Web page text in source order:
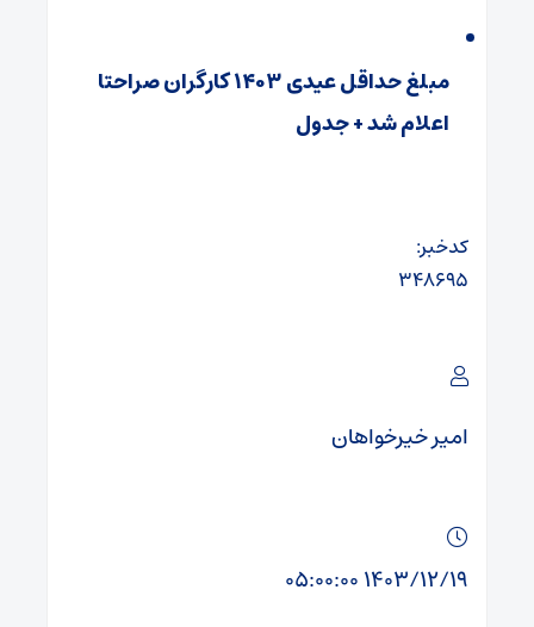
مبلغ حداقل عیدی ۱۴۰۳ کارگران صراحتا
اعلام شد + جدول
کدخبر:
۳۴۸۶۹۵
امیر خیرخواهان
۱۴۰۳/۱۲/۱۹ ۰۵:۰۰:۰۰